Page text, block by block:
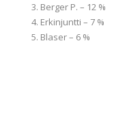
Berger P. – 12 %
Erkinjuntti – 7 %
Blaser – 6 %